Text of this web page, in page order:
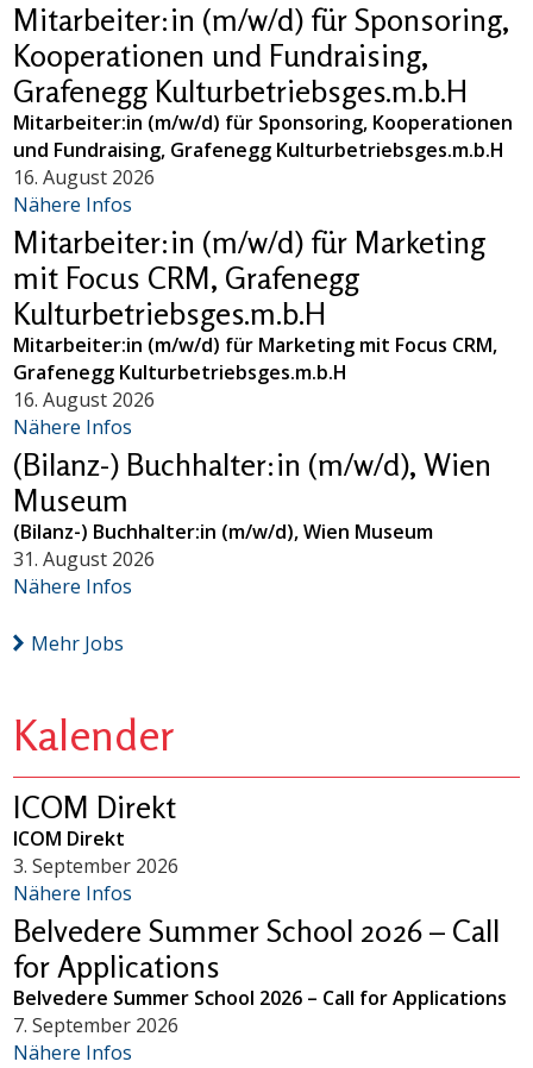
Mitarbeiter:in (m/w/d) für Sponsoring,
Kooperationen und Fundraising,
Grafenegg Kulturbetriebsges.m.b.H
Mitarbeiter:in (m/w/d) für Sponsoring, Kooperationen
und Fundraising, Grafenegg Kulturbetriebsges.m.b.H
16. August 2026
Nähere Infos
Mitarbeiter:in (m/w/d) für Marketing
mit Focus CRM, Grafenegg
Kulturbetriebsges.m.b.H
Mitarbeiter:in (m/w/d) für Marketing mit Focus CRM,
Grafenegg Kulturbetriebsges.m.b.H
16. August 2026
Nähere Infos
(Bilanz-) Buchhalter:in (m/w/d), Wien
Museum
(Bilanz-) Buchhalter:in (m/w/d), Wien Museum
31. August 2026
Nähere Infos
Mehr Jobs
Kalender
ICOM Direkt
ICOM Direkt
3. September 2026
Nähere Infos
Belvedere Summer School 2026 – Call
for Applications
Belvedere Summer School 2026 – Call for Applications
7. September 2026
Nähere Infos